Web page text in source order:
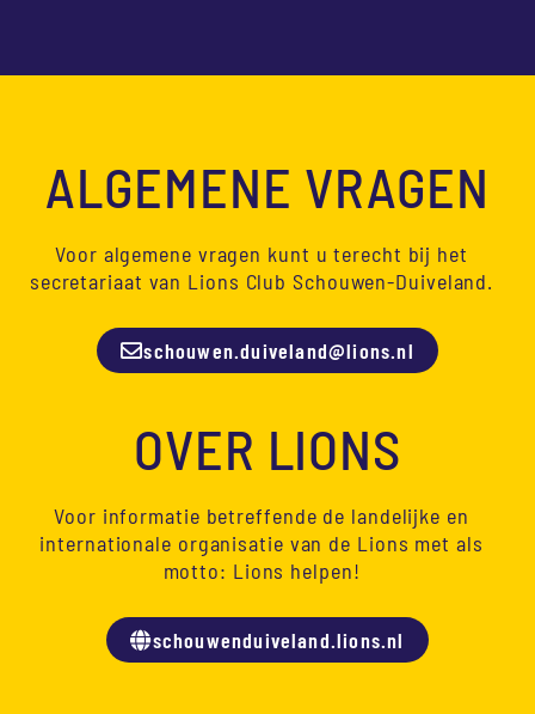
ALGEMENE VRAGEN
Voor algemene vragen kunt u terecht bij het
secretariaat van Lions Club Schouwen-Duiveland.
schouwen.duiveland@lions.nl
OVER LIONS
Voor informatie betreffende de landelijke en
internationale organisatie van de Lions met als
motto: Lions helpen!
schouwenduiveland.lions.nl